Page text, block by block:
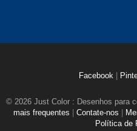
Facebook
© 2026 Just Color : Desenhos para
mais frequentes
Contate-nos
Política de